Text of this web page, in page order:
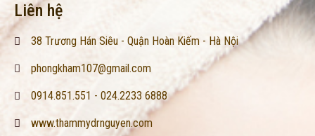
Liên hệ
38 Trương Hán Siêu - Quận Hoàn Kiếm - Hà Nội
phongkham107@gmail.com
0914.851.551 - 024.2233 6888
www.thammydrnguyen.com